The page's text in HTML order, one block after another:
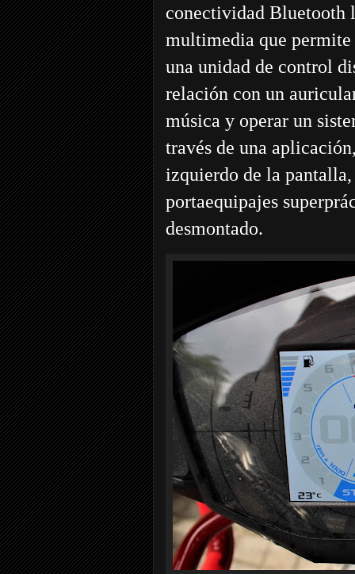
conectividad
multimedia que
una unidad de control
relación con un
música y operar un
través de una
izquierdo de la
portaequipajes
desmontado.